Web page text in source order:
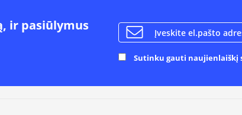
ir pasiūlymus
Sutinku gauti naujienlaiškį